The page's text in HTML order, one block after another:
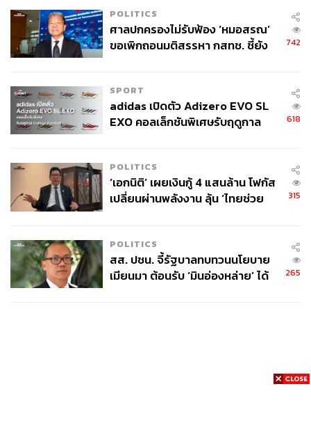
POLITICS
ศาลปกครองไม่รับฟ้อง ‘หมอสรณ’
ขอเพิกถอนมติสรรหา กสทช. ชี้ยัง
742
SPORT
adidas เปิดตัว Adizero EVO SL
EXO คอลเล็กชันพิเศษรับฤดูกาล
618
POLITICS
‘เอกนิติ’ เผยเงินกู้ 4 แสนล้าน โฟกัส
เปลี่ยนผ่านพลังงาน ลุ้น ‘ไทยช่วย
315
POLITICS
สส. ปชน. จี้รัฐบาลทบทวนนโยบาย
เมียนมา ต้อนรับ ‘มินอ่องหล่าย’ ได้
265